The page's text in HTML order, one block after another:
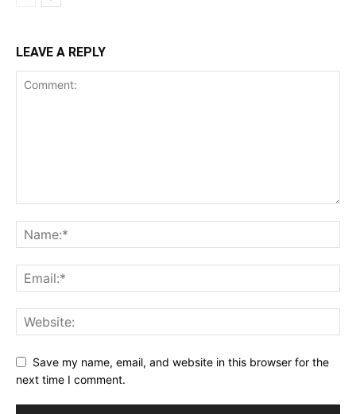
LEAVE A REPLY
Save my name, email, and website in this browser for the
next time I comment.